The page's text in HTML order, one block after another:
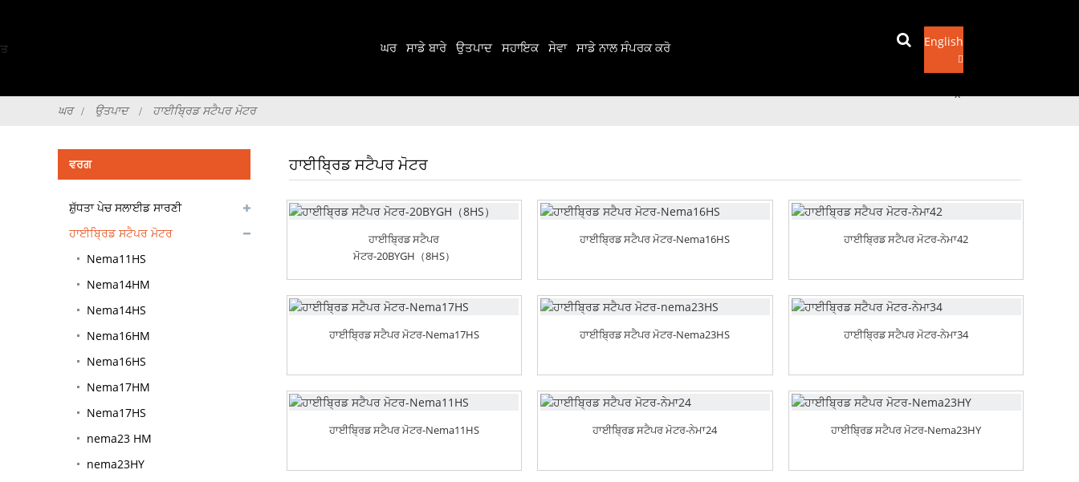
ਘਰ ਸਾਡੇ ਬਾਰੇ ਉਤਪਾਦ ਸਹਾਇਕ ਸੇਵਾ ਸਾਡੇ ਨਾਲ ਸੰਪਰਕ ਕਰੋ English
ਘਰ ਉਤਪਾਦ ਹਾਈਬ੍ਰਿਡ ਸਟੈਪਰ ਮੋਟਰ
ਵਰਗ
ਸ਼ੁੱਧਤਾ ਪੇਚ ਸਲਾਈਡ ਸਾਰਣੀ
ਹਾਈਬ੍ਰਿਡ ਸਟੈਪਰ ਮੋਟਰ
Nema11HS
Nema14HM
Nema14HS
Nema16HM
Nema16HS
Nema17HM
Nema17HS
nema23 HM
nema23HY
ਹਾਈਬ੍ਰਿਡ ਸਟੈਪਰ ਮੋਟਰ
ਹਾਈਬ੍ਰਿਡ ਸਟੈਪਰ
ਮੋਟਰ-20BYGH（8HS）
ਹਾਈਬ੍ਰਿਡ ਸਟੈਪਰ ਮੋਟਰ-Nema16HS ਹਾਈਬ੍ਰਿਡ ਸਟੈਪਰ ਮੋਟਰ-ਨੇਮਾ42
ਹਾਈਬ੍ਰਿਡ ਸਟੈਪਰ ਮੋਟਰ-Nema17HS ਹਾਈਬ੍ਰਿਡ ਸਟੈਪਰ ਮੋਟਰ-Nema23HS ਹਾਈਬ੍ਰਿਡ ਸਟੈਪਰ ਮੋਟਰ-ਨੇਮਾ34
ਹਾਈਬ੍ਰਿਡ ਸਟੈਪਰ ਮੋਟਰ-Nema11HS ਹਾਈਬ੍ਰਿਡ ਸਟੈਪਰ ਮੋਟਰ-ਨੇਮਾ24 ਹਾਈਬ੍ਰਿਡ ਸਟੈਪਰ ਮੋਟਰ-Nema23HY
ਈਮੇਲ ਭੇਜੋ
x